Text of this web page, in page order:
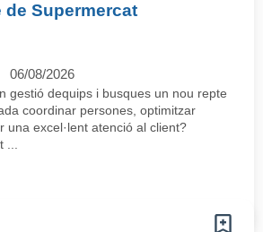
de Supermercat
06/08/2026
gestió dequips i busques un nou repte
coordinar persones, optimitzar
una excel·lent atenció al client?